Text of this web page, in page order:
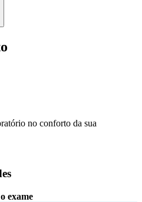
no conforto da sua
exame